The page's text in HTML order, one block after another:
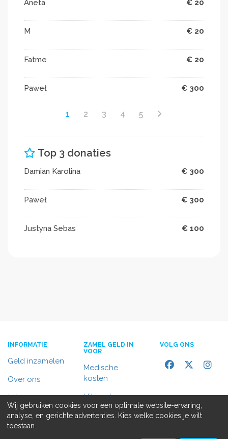
Aneta € 20
M € 20
Fatme € 20
Paweł € 300
1 2 3 4 5
Top 3 donaties
Damian Karolina € 300
Paweł € 300
Justyna Sebas € 100
INFORMATIE
Geld inzamelen
Over ons
In het nieuws
Contact
ZAMEL GELD IN
VOOR
Medische
kosten
Uitvaart
Rolstoelbus
VOLG ONS
Wij gebruiken cookies voor een optimale website-ervaring,
analyse, en gerichte advertenties. Kies welke cookies je wilt
toestaan.